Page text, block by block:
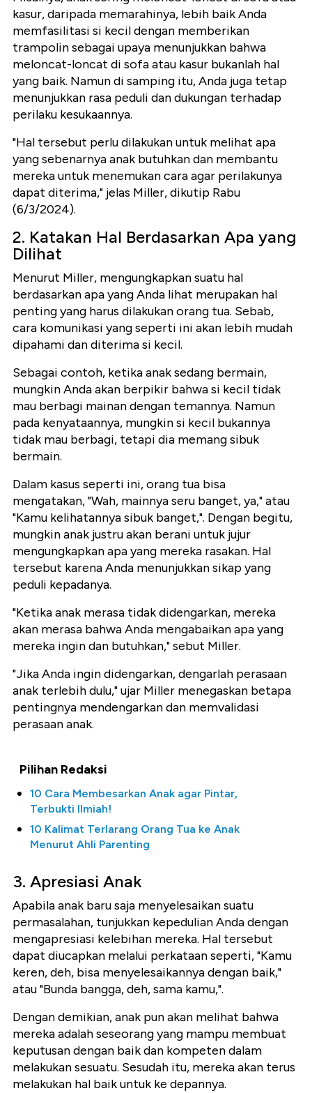
kasur, daripada memarahinya, lebih baik Anda
memfasilitasi si kecil dengan memberikan
trampolin sebagai upaya menunjukkan bahwa
meloncat-loncat di sofa atau kasur bukanlah hal
yang baik. Namun di samping itu, Anda juga tetap
menunjukkan rasa peduli dan dukungan terhadap
perilaku kesukaannya.
"Hal tersebut perlu dilakukan untuk melihat apa
yang sebenarnya anak butuhkan dan membantu
mereka untuk menemukan cara agar perilakunya
dapat diterima," jelas Miller, dikutip Rabu
(6/3/2024).
2. Katakan Hal Berdasarkan Apa yang
Dilihat
Menurut Miller, mengungkapkan suatu hal
berdasarkan apa yang Anda lihat merupakan hal
penting yang harus dilakukan orang tua. Sebab,
cara komunikasi yang seperti ini akan lebih mudah
dipahami dan diterima si kecil.
Sebagai contoh, ketika anak sedang bermain,
mungkin Anda akan berpikir bahwa si kecil tidak
mau berbagi mainan dengan temannya. Namun
pada kenyataannya, mungkin si kecil bukannya
tidak mau berbagi, tetapi dia memang sibuk
bermain.
Dalam kasus seperti ini, orang tua bisa
mengatakan, "Wah, mainnya seru banget, ya," atau
"Kamu kelihatannya sibuk banget,". Dengan begitu,
mungkin anak justru akan berani untuk jujur
mengungkapkan apa yang mereka rasakan. Hal
tersebut karena Anda menunjukkan sikap yang
peduli kepadanya.
"Ketika anak merasa tidak didengarkan, mereka
akan merasa bahwa Anda mengabaikan apa yang
mereka ingin dan butuhkan," sebut Miller.
"Jika Anda ingin didengarkan, dengarlah perasaan
anak terlebih dulu," ujar Miller menegaskan betapa
pentingnya mendengarkan dan memvalidasi
perasaan anak.
Pilihan Redaksi
10 Cara Membesarkan Anak agar Pintar,
Terbukti Ilmiah!
10 Kalimat Terlarang Orang Tua ke Anak
Menurut Ahli Parenting
3. Apresiasi Anak
Apabila anak baru saja menyelesaikan suatu
permasalahan, tunjukkan kepedulian Anda dengan
mengapresiasi kelebihan mereka. Hal tersebut
dapat diucapkan melalui perkataan seperti, "Kamu
keren, deh, bisa menyelesaikannya dengan baik,"
atau "Bunda bangga, deh, sama kamu,".
Dengan demikian, anak pun akan melihat bahwa
mereka adalah seseorang yang mampu membuat
keputusan dengan baik dan kompeten dalam
melakukan sesuatu. Sesudah itu, mereka akan terus
melakukan hal baik untuk ke depannya.